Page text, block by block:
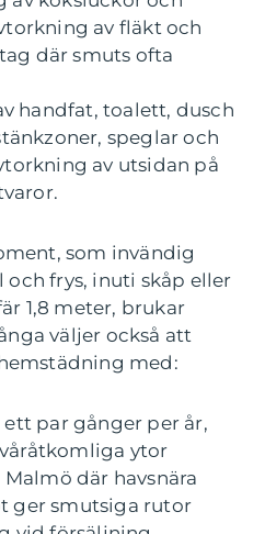
av fläkt och
där smuts ofta
handfat, toalett, dusch
speglar och
av utsidan på
som invändig
och frys, inuti skåp eller
1,8 meter, brukar
väljer också att
med:
par gånger per år,
ytor
där havsnära
ger smutsiga rutor